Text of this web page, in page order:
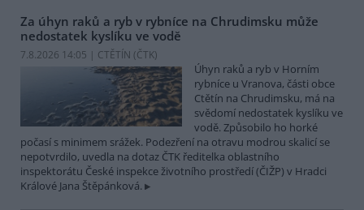
Za úhyn raků a ryb v rybníce na Chrudimsku může
nedostatek kyslíku ve vodě
7.8.2026 14:05 | CTĚTÍN (ČTK)
Úhyn raků a ryb v Horním
rybníce u Vranova, části obce
Ctětín na Chrudimsku, má na
svědomí nedostatek kyslíku ve
vodě. Způsobilo ho horké
počasí s minimem srážek. Podezření na otravu modrou skalicí se
nepotvrdilo, uvedla na dotaz ČTK ředitelka oblastního
inspektorátu České inspekce životního prostředí (ČIŽP) v Hradci
Králové Jana Štěpánková.